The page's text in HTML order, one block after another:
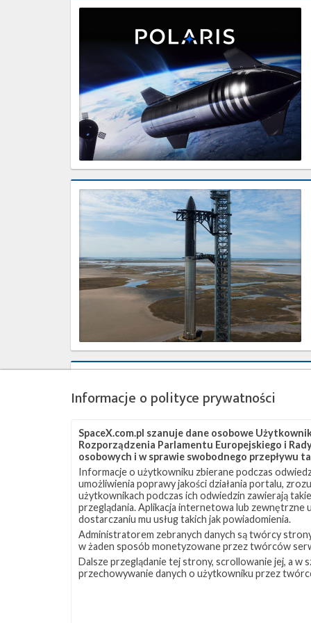
Jared
przeprowadzą
prywatny
program
lotów
załogowych
Prezentacja
Elona
Muska
aktualnych
planów
dotyczących
rakiety
kosmiczne
a
międzyplanetarne
–
część
trzecia
omówienia
Najbliższe
plany
Informacje o polityce prywatności
SpaceX.com.pl szanuje dane osobowe
Rozporządzenia Parlamentu Europejskiego i
osobowych i w sprawie swobodnego przepływu
Informacje o użytkowniku zbierane podczas
umożliwienia poprawy jakości działania portalu,
użytkownikach podczas ich odwiedzin zawierają
przeglądania. Aplikacja internetowa lub
dostarczaniu mu usług takich jak powiadomienia.
Administratorem zebranych danych są twórcy
w żaden sposób monetyzowane przez twórców
Dalsze przeglądanie tej strony, scrollowanie jej, a w
przechowywanie danych o użytkowniku przez